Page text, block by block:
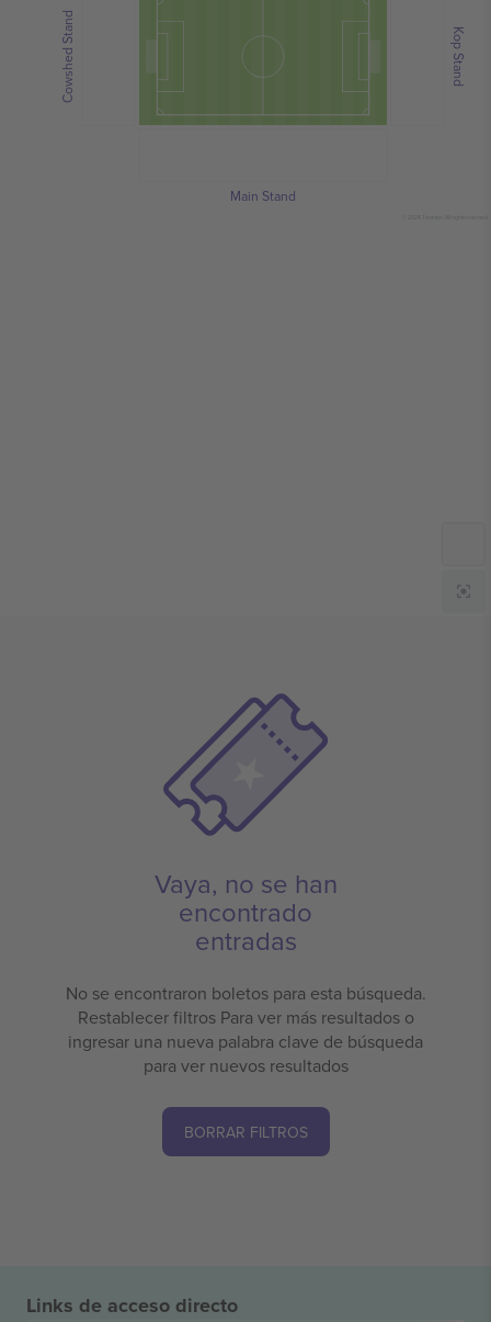
Kop Stand
Main Stand
Cowshed Stand
Vaya, no se han
encontrado
entradas
No se encontraron boletos para esta búsqueda.
Restablecer filtros Para ver más resultados o
ingresar una nueva palabra clave de búsqueda
para ver nuevos resultados
BORRAR FILTROS
Links de acceso directo